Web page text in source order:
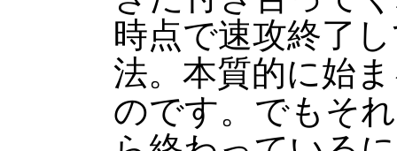
時点で速攻終了
法。本質的に始
のです。でもそ